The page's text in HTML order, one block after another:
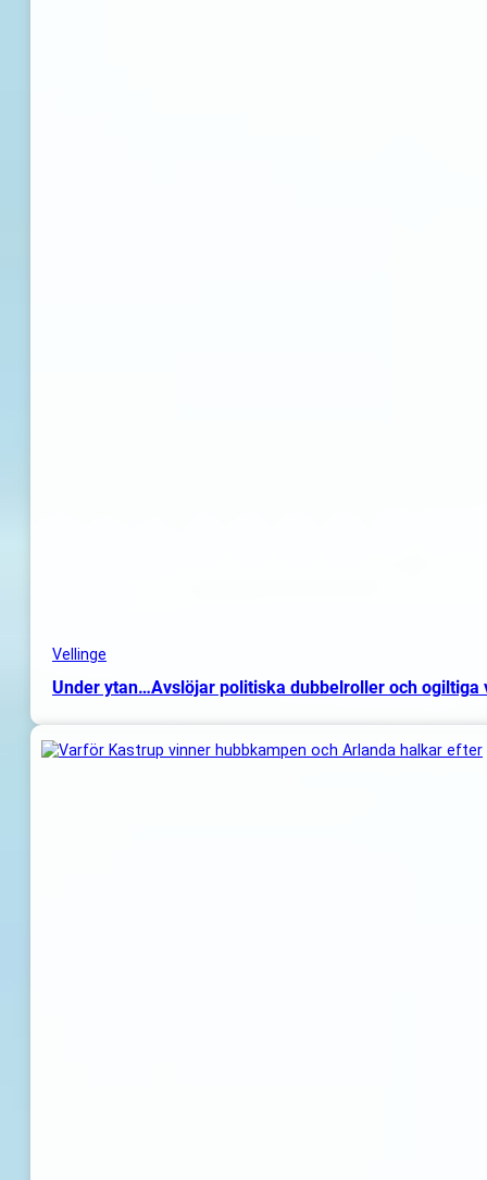
Vellinge
Under ytan…Avslöjar politiska dubbelroller och ogiltiga